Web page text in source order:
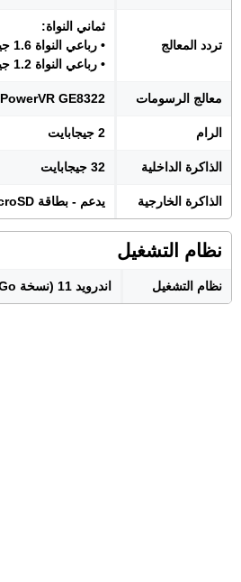
تردد المعالج
ثماني النواة:
• رباعي النواة 1.6 جيجاهرتز
• رباعي النواة 1.2 جيجاهرتز
معالج الرسومات PowerVR GE8322
الرام 2 جيجابايت
الذاكرة الداخلية 32 جيجابايت
الذاكرة الخارجية يدعم - بطاقة MicroSD
نظام التشغيل
نظام التشغيل اندرويد 11 (نسخة Go)